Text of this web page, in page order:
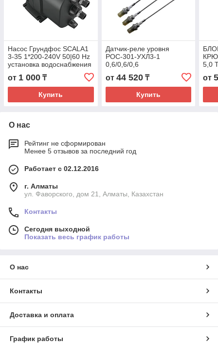
Насос Грундфос SCALA1
3-35 1*200-240V 50|60 Hz
установка водоснабжения
от 1 000 ₸
Купить
Датчик-реле уровня
РОС-301-УХЛ3-1
0,6/0,6/0,6
от 44 520₸
Купить
5,0
от
О нас
Рейтинг не сформирован
Менее 5 отзывов за последний год
Работает с 02.12.2016
г. Алматы
ул. Фаворского, дом 21, Алматы, Казахстан
Контакты
Сегодня выходной
Показать весь график работы
О нас
Контакты
Доставка и оплата
График работы